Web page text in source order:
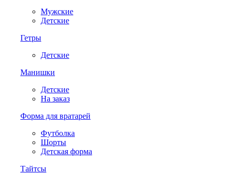
Мужские
Детские
Гетры
Детские
Манишки
Детские
На заказ
Форма для вратарей
Футболка
Шорты
Детская форма
Тайтсы